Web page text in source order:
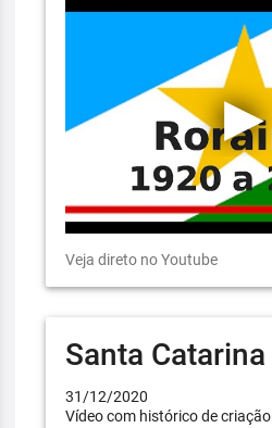
Veja direto no Youtube
Santa Catarina
31/12/2020
Vídeo com histórico de